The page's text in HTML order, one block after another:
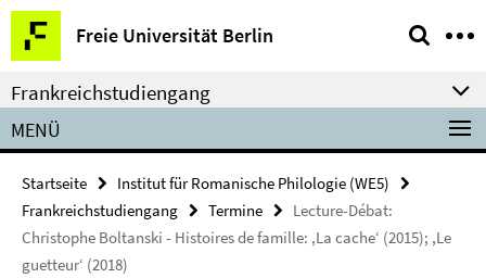
Springe
direkt
zu
Inhalt
Freie Universität Berlin
Service-
Navigation
Frankreichstudiengang
MENÜ
Startseite
Institut für Romanische Philologie (WE5)
Frankreichstudiengang
Termine
Lecture-Débat:
Christophe Boltanski - Histoires de famille: ,La cache‘ (2015); ,Le
guetteur‘ (2018)